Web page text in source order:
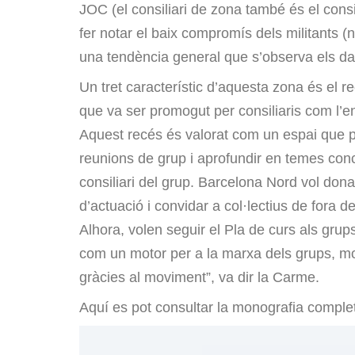
JOC (el consiliari de zona també és el
fer notar el baix compromís dels militants
una tendència general que s’observa els
Un tret característic d’aquesta zona és el
que va ser promogut per consiliaris com
Aquest recés és valorat com un espai que
reunions de grup i aprofundir en temes
consiliari del grup. Barcelona Nord vol
d’actuació i convidar a col·lectius de fora
Alhora, volen seguir el Pla de curs als
com un motor per a la marxa dels grups,
gràcies al moviment”, va dir la Carme.
Aquí es pot consultar la monografia